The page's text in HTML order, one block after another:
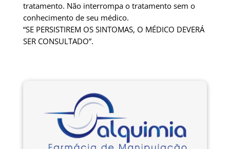
tratamento. Não interrompa o tratamento sem o
conhecimento de seu médico.
“SE PERSISTIREM OS SINTOMAS, O MÉDICO DEVERÁ
SER CONSULTADO”.